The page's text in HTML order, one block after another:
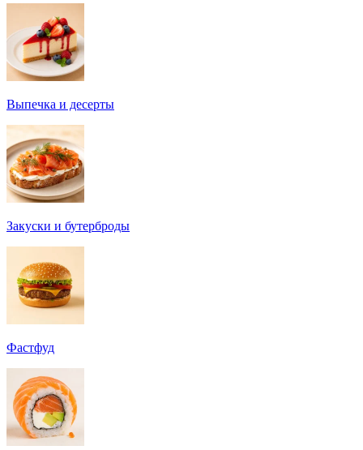
Выпечка и десерты
Закуски и бутерброды
Фастфуд